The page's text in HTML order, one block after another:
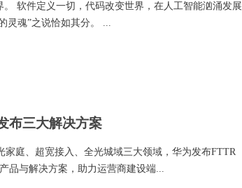
软件定义一切，代码改变世界，在人工智能汹涌发展
灵魂”之说恰如其分。 ...
布三大解决方案
家庭、超宽接入、全光城域三大领域，华为发布FTTR
品与解决方案，助力运营商建设端...